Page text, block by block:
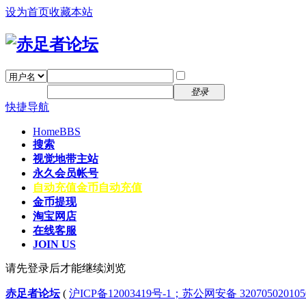
设为首页收藏本站
登录
快捷导航
HomeBBS
搜索
视觉地带主站
永久会员帐号
自动充值金币自动充值
金币提现
淘宝网店
在线客服
JOIN US
请先登录后才能继续浏览
赤足者论坛( 沪ICP备12003419号-1；苏公网安备